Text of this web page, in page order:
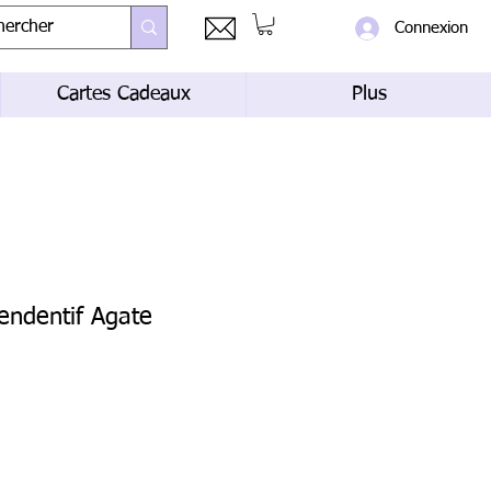
Connexion
Cartes Cadeaux Plus
Agate